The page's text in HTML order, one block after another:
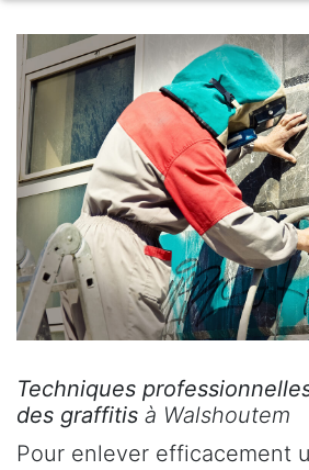
Techniques
des graffitis à Walshoutem
Pour enlever efficacement